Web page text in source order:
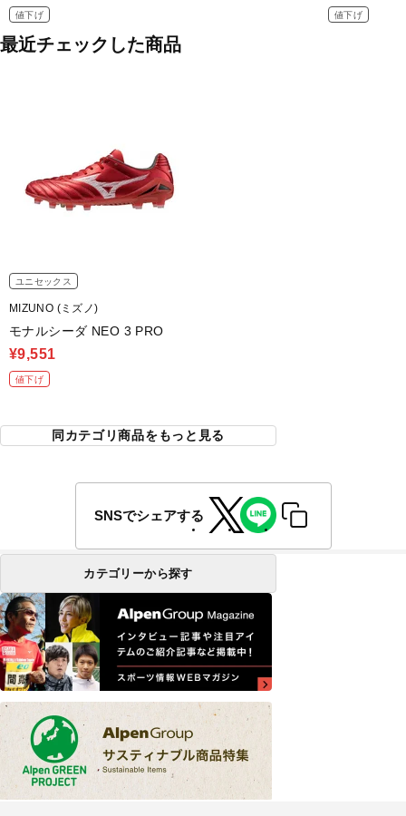
値下げ 値下げ
最近チェックした商品
ユニセックス
MIZUNO (ミズノ)
モナルシーダ NEO 3 PRO
¥9,551
値下げ
同カテゴリ商品をもっと見る
SNSでシェアする
カテゴリーから探す